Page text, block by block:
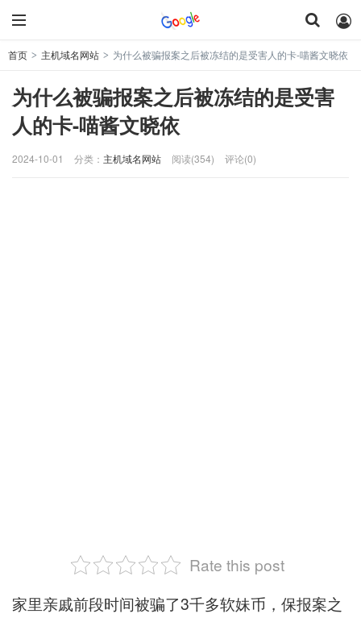
首页 > 主机域名网站 > 为什么被骗报案之后被冻结的是受害人的卡-喵酱文晓依
为什么被骗报案之后被冻结的是受害
人的卡-喵酱文晓依
2024-10-01 分类： 主机域名网站 阅读(354) 评论(0)
Rate this post
家里亲戚前段时间被骗了3千多软妹币，保报案之